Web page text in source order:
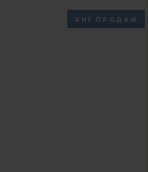
ХИТ ПРОДАЖ